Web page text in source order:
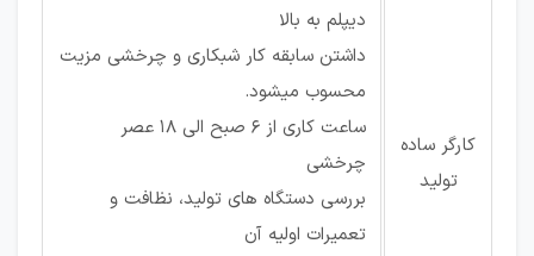
کارگر ساده
تولید
دیپلم به بالا
داشتن سابقه کار شبکاری و چرخشی مزیت
محسوب میشود.
ساعت کاری از 6 صبح الی 18 عصر
چرخشی
بررسی دستگاه های تولید، نظافت و
تعمیرات اولیه آن